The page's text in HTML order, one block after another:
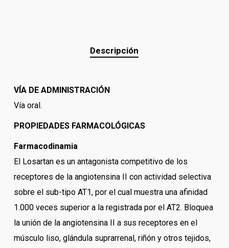
Descripción
VÍA DE ADMINISTRACIÓN
Vía oral.
PROPIEDADES FARMACOLÓGICAS
Farmacodinamia
El Losartan es un antagonista competitivo de los
receptores de la angiotensina II con actividad selectiva
sobre el sub-tipo AT1, por el cual muestra una afinidad
1.000 veces superior a la registrada por el AT2. Bloquea
la unión de la angiotensina II a sus receptores en el
músculo liso, glándula suprarrenal, riñón y otros tejidos,